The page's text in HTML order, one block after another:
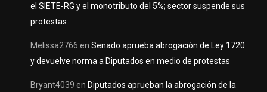
el SIETE-RG y el monotributo del 5%; sector suspende sus
protestas
Melissa2766 en Senado aprueba abrogación de Ley 1720
y devuelve norma a Diputados en medio de protestas
Bryant4039 en Diputados aprueban la abrogación de la